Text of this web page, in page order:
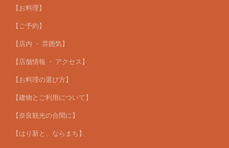
【お料理】
【ご予約】
【店内 ・ 雰囲気】
【店舗情報 ・ アクセス】
【お料理の選び方】
【建物とご利用について】
【奈良観光の合間に】
【はり新と、ならまち】